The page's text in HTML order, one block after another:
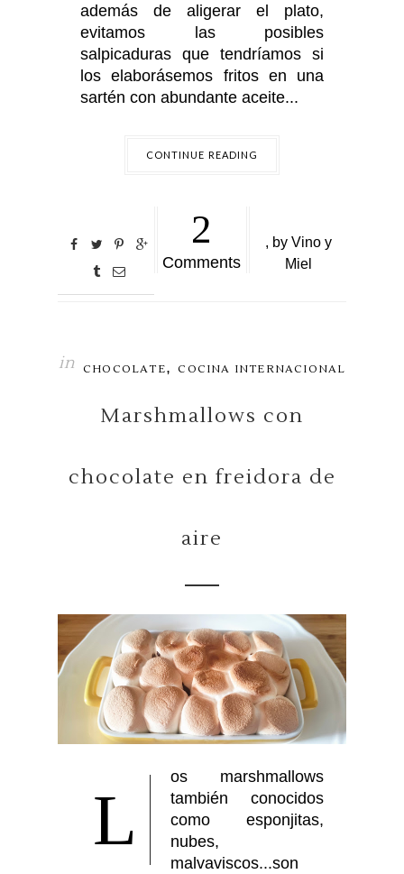
además de aligerar el plato,
evitamos las posibles
salpicaduras que tendríamos si
los elaborásemos fritos en una
sartén con abundante aceite...
CONTINUE READING
2
Comments
, by Vino y
Miel
in CHOCOLATE, COCINA INTERNACIONAL
Marshmallows con
chocolate en freidora de
aire
L
os marshmallows
también conocidos
como esponjitas,
nubes,
malvaviscos...son